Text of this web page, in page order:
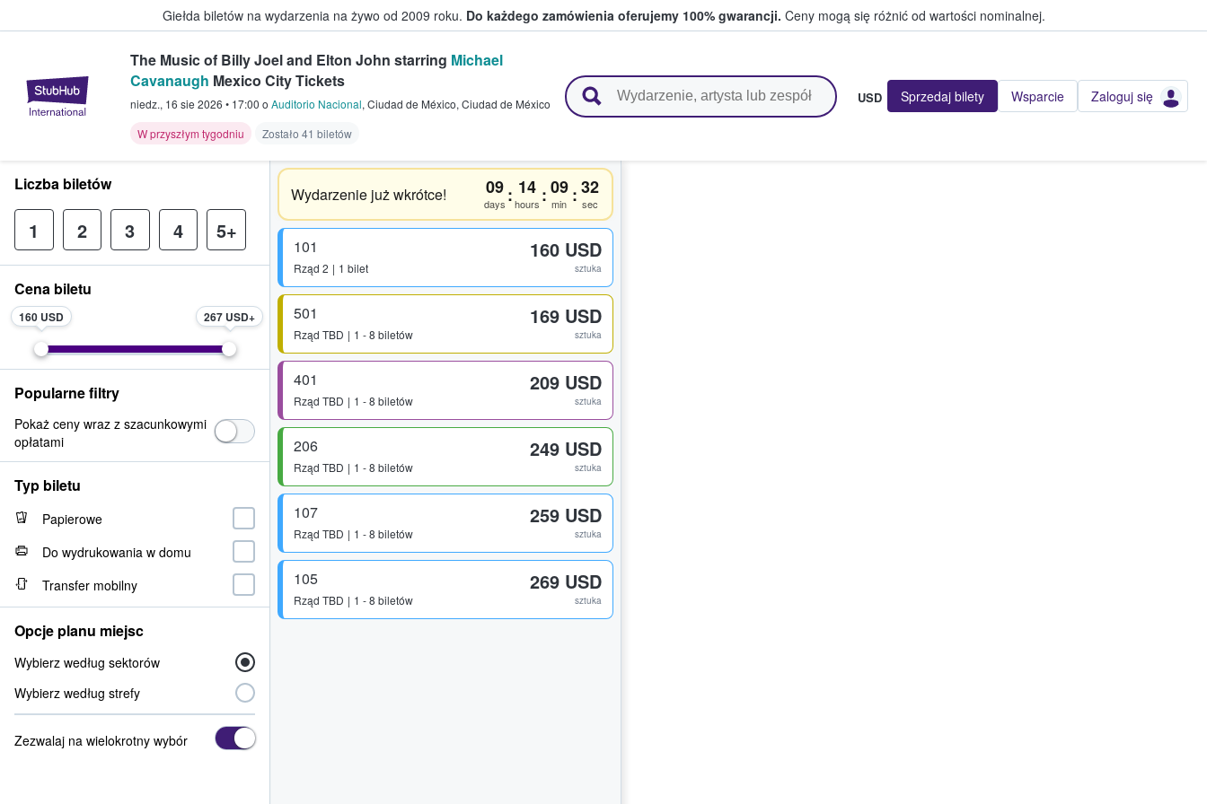
Giełda biletów na wydarzenia na żywo od 2009 roku. Do każdego zamówienia oferujemy 100% gwarancji. Ceny mogą się różnić od wartości nominalnej.
StubHub — miejsce, w którym fani i kibice kupują i sprzedają bilety
The Music of Billy Joel and Elton John starring Michael
Cavanaugh Mexico City Tickets
niedz., 16 sie 2026 • 17:00 o Auditorio Nacional, Ciudad de México, Ciudad de México
W przyszłym tygodniu
Zostało 41 biletów
USD Sprzedaj bilety Wsparcie Zaloguj się
Wydarzenie już wkrótce! 09
days : 14
hours :09
min :32
sec
101
Rząd 2 1 bilet
160 USD
sztuka
501
Rząd TBD 1 - 8 biletów
169 USD
sztuka
401
Rząd TBD 1 - 8 biletów
209 USD
sztuka
206
Rząd TBD 1 - 8 biletów
249 USD
sztuka
107
Rząd TBD 1 - 8 biletów
259 USD
sztuka
105
Rząd TBD 1 - 8 biletów
269 USD
sztuka
Liczba biletów
1 2 3 4 5+
Cena biletu
160 USD 267 USD
Popularne filtry
Pokaż ceny wraz z szacunkowymi
opłatami
Typ biletu
Papierowe
Do wydrukowania w domu
Transfer mobilny
Opcje planu miejsc
Wybierz według sektorów
Wybierz według strefy
Zezwalaj na wielokrotny wybór